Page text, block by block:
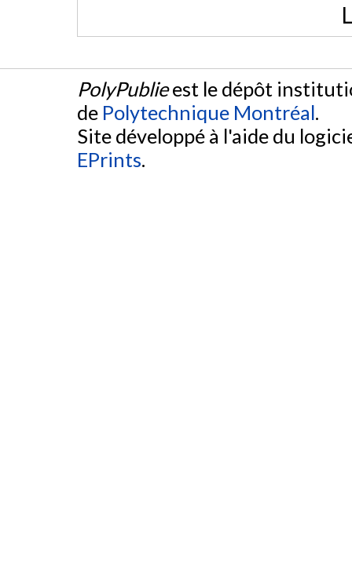
PolyPublieest le dépôt
de Polytechnique Montréal.
Site développé à l'aide du
EPrints.